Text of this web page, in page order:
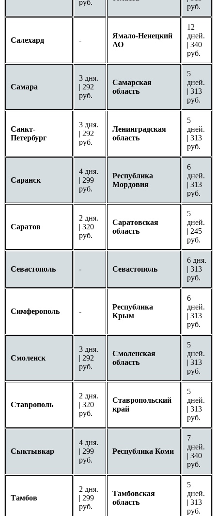
руб.
руб.
Салехард -
Ямало-Ненецкий
АО
12
дней.
| 340
руб.
Самара
3 дня.
| 292
руб.
Самарская
область
5
дней.
| 313
руб.
Санкт-
Петербург
3 дня.
| 292
руб.
Ленинградская
область
5
дней.
| 313
руб.
Саранск
4 дня.
| 299
руб.
Республика
Мордовия
6
дней.
| 313
руб.
Саратов
2 дня.
| 320
руб.
Саратовская
область
5
дней.
| 245
руб.
Севастополь - Севастополь
6 дня.
| 313
руб.
Симферополь -
Республика
Крым
6
дней.
| 313
руб.
Смоленск
3 дня.
| 292
руб.
Смоленская
область
5
дней.
| 313
руб.
Ставрополь
2 дня.
| 320
руб.
Ставропольский
край
5
дней.
| 313
руб.
Сыктывкар
4 дня.
| 299
руб.
Республика Коми
7
дней.
| 340
руб.
Тамбов
2 дня.
| 299
руб.
Тамбовская
область
5
дней.
| 313
руб.